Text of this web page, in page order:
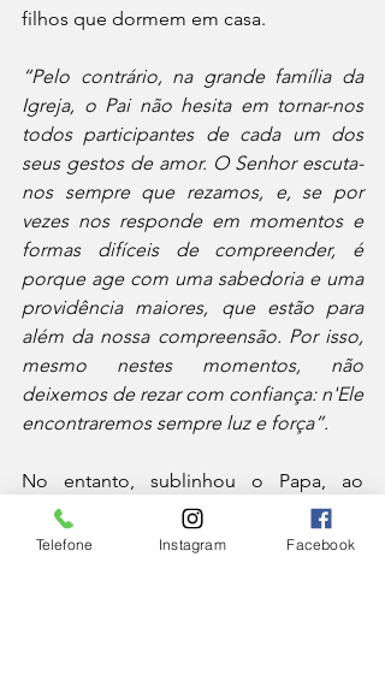
filhos que dormem em casa.
“Pelo contrário, na grande família da
Igreja, o Pai não hesita em tornar-nos
todos participantes de cada um dos
seus gestos de amor. O Senhor escuta-
nos sempre que rezamos, e, se por
vezes nos responde em momentos e
formas difíceis de compreender, é
porque age com uma sabedoria e uma
providência maiores, que estão para
além da nossa compreensão. Por isso,
mesmo nestes momentos, não
deixemos de rezar com confiança: n'Ele
encontraremos sempre luz e força”.
No entanto, sublinhou o Papa, ao
recitarmos o
Pai-Nosso
, além de
celebrarmos a graça da filiação divina,
Telefone Instagram Facebook